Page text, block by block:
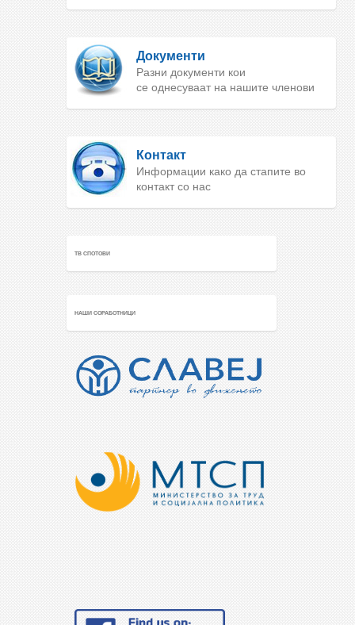
Документи
Разни документи кои
се однесуваат на нашите членови
Контакт
Информации како да стапите во
контакт со нас
ТВ СПОТОВИ
НАШИ СОРАБОТНИЦИ